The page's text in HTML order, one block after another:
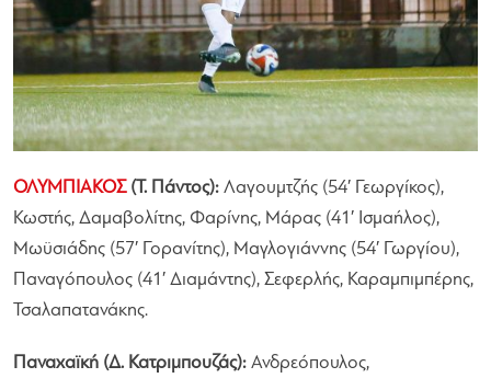
ΟΛΥΜΠΙΑΚΟΣ(Τ. Πάντος): Λαγουμτζής (54′ Γεωργίκος),
Κωστής, Δαμαβολίτης, Φαρίνης, Μάρας (41′ Ισμαήλος),
Μωϋσιάδης (57′ Γορανίτης), Μαγλογιάννης (54′ Γωργίου),
Παναγόπουλος (41′ Διαμάντης), Σεφερλής, Καραμπιμπέρης,
Τσαλαπατανάκης.
Παναχαϊκή (Δ. Κατριμπουζάς): Ανδρεόπουλος,